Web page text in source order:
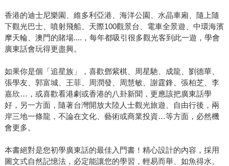
香港的迪士尼樂園、維多利亞港、海洋公園、水晶車廂、隨上隨
下觀光巴士、噴射飛船、天際100觀景台、電車全景遊、中環海濱
摩天輪、澳門的賭場....，每年都吸引很多觀光客到此一遊，學會
廣東話會玩得更盡興。
如果你是個「追星族」，喜歡鄧紫棋、周星馳、成龍、劉德華、
張學友、郭富城、王菲、周潤發、周慧敏、謝霆鋒、張柏芝、李
嘉欣…，或喜歡看港劇或香港的八卦新聞，更應該把廣東話學
好，另一方面，隨著台灣開放大陸人士觀光旅遊、自由行後，兩
岸三地一條龍，不論在文化、藝術或商業投資…等方面，必然機
會更多。
本書絕對是您初學廣東話的最佳入門書！精心設計的內容，採用
圖文式自然記憶法，必定能讓您的學習，輕易而舉、如魚得水。